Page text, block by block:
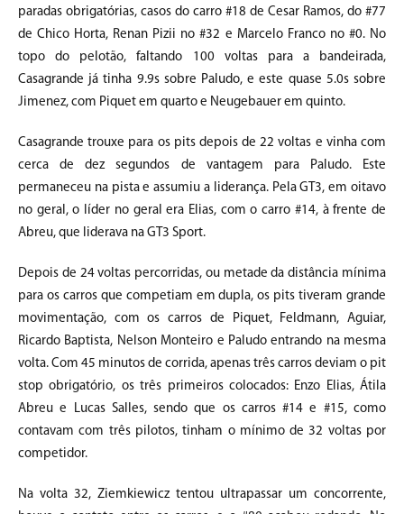
paradas obrigatórias, casos do carro #18 de Cesar Ramos, do #77
de Chico Horta, Renan Pizii no #32 e Marcelo Franco no #0. No
topo do pelotão, faltando 100 voltas para a bandeirada,
Casagrande já tinha 9.9s sobre Paludo, e este quase 5.0s sobre
Jimenez, com Piquet em quarto e Neugebauer em quinto.
Casagrande trouxe para os pits depois de 22 voltas e vinha com
cerca de dez segundos de vantagem para Paludo. Este
permaneceu na pista e assumiu a liderança. Pela GT3, em oitavo
no geral, o líder no geral era Elias, com o carro #14, à frente de
Abreu, que liderava na GT3 Sport.
Depois de 24 voltas percorridas, ou metade da distância mínima
para os carros que competiam em dupla, os pits tiveram grande
movimentação, com os carros de Piquet, Feldmann, Aguiar,
Ricardo Baptista, Nelson Monteiro e Paludo entrando na mesma
volta. Com 45 minutos de corrida, apenas três carros deviam o pit
stop obrigatório, os três primeiros colocados: Enzo Elias, Átila
Abreu e Lucas Salles, sendo que os carros #14 e #15, como
contavam com três pilotos, tinham o mínimo de 32 voltas por
competidor.
Na volta 32, Ziemkiewicz tentou ultrapassar um concorrente,